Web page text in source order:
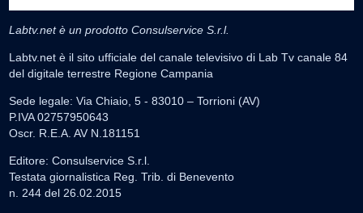
Labtv.net è un prodotto Consulservice S.r.l.
Labtv.net è il sito ufficiale del canale televisivo di Lab Tv canale 84
del digitale terrestre Regione Campania
Sede legale: Via Chiaio, 5 - 83010 – Torrioni (AV)
P.IVA 02757950643
Oscr. R.E.A. AV N.181151
Editore: Consulservice S.r.l.
Testata giornalistica Reg. Trib. di Benevento
n. 244 del 26.02.2015